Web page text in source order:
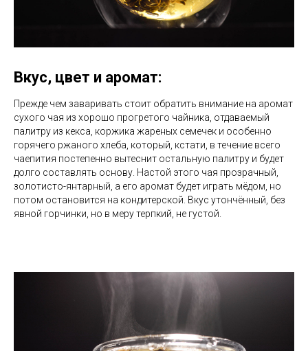
Вкус, цвет и аромат:
Прежде чем заваривать стоит обратить внимание на аромат
сухого чая из хорошо прогретого чайника, отдаваемый
палитру из кекса, коржика жареных семечек и особенно
горячего ржаного хлеба, который, кстати, в течение всего
чаепития постепенно вытеснит остальную палитру и будет
долго составлять основу. Настой этого чая прозрачный,
золотисто-янтарный, а его аромат будет играть мёдом, но
потом остановится на кондитерской. Вкус утончённый, без
явной горчинки, но в меру терпкий, не густой.